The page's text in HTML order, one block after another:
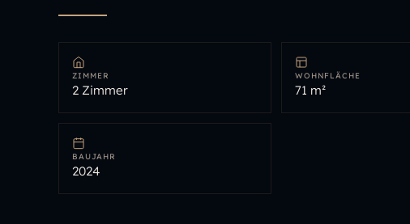
ZIMMER
2 Zimmer
WOHNFLÄCHE
71 m²
BAUJAHR
2024